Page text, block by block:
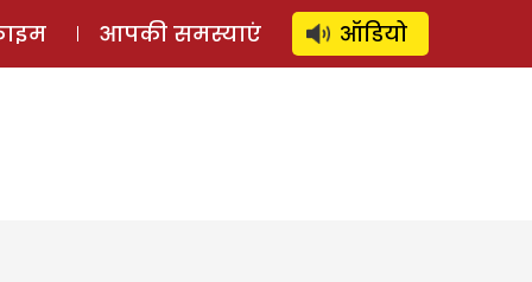
लॉग इन ⚲ SUBSCRIBE
आपकी समस्याएं ऑडियो